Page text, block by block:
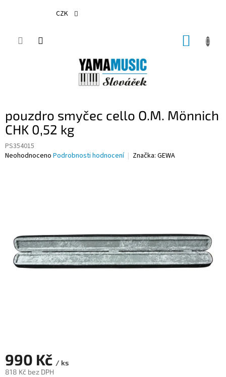
CZK
pouzdro smyčec cello O.M. Mönnich
CHK 0,52 kg
PS354015
Průměrné
Neohodnoceno Podrobnosti hodnocení Značka: GEWA
990 Kč / ks
818 Kč bez DPH